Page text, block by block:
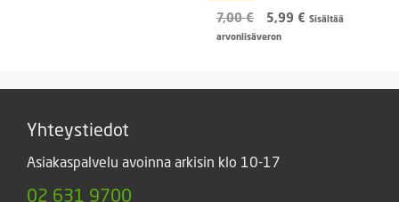
7,00€
Alkuperäinen
hinta
5,99 € Nykyinen
Sisältää
arvonlisäveron
Yhteystiedot
Asiakaspalvelu avoinna arkisin klo 10-17
02 631 9700